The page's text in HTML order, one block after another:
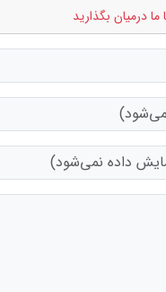
درمیان بگذارید